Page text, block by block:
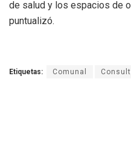
de salud y los espacios de
puntualizó.
Etiquetas: Comunal